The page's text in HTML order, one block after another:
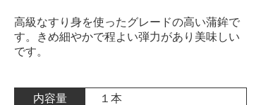
高級なすり身を使ったグレードの高い蒲鉾で
す。きめ細やかで程よい弾力があり美味しい
です。
内容量
１本